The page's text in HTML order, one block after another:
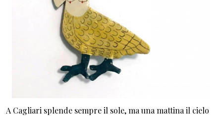
A Cagliari splende sempre il sole, ma una mattina il cielo